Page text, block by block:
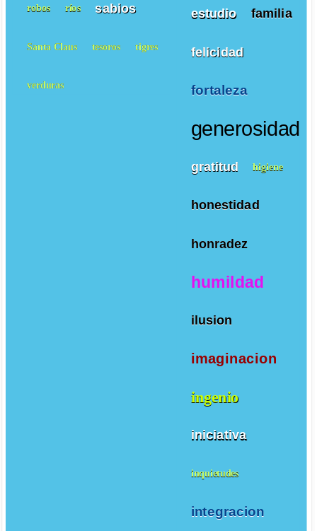
estudio familia
felicidad
fortaleza
generosidad
gratitud higiene
honestidad
honradez
humildad
ilusion
imaginacion
ingenio
iniciativa
inquietudes
integracion
robos ríos sabios
Santa Claus tesoros tigres
verduras